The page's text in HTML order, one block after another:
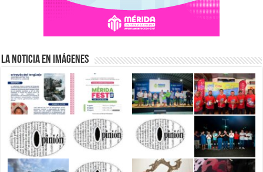
La Noticia en Imágenes